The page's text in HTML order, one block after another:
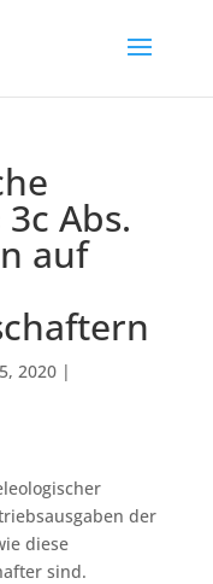
Abs.
auf
2020|
der
diese
sind.